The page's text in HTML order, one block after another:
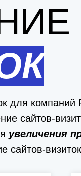
для компаний
сайтов-
увеличения
сайтов-